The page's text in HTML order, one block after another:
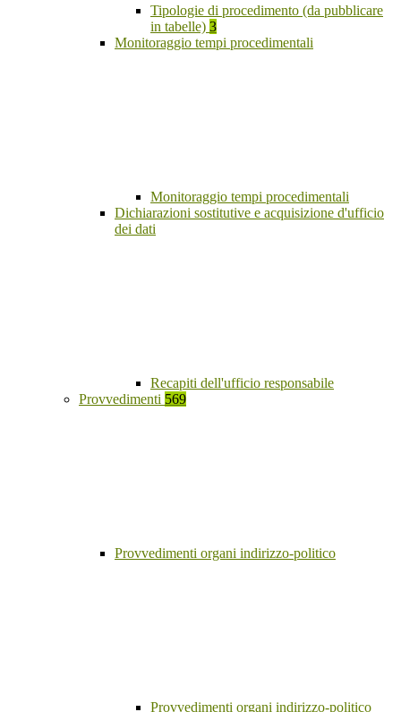
Tipologie di procedimento (da pubblicare
in tabelle) 3
Monitoraggio tempi procedimentali
Monitoraggio tempi procedimentali
Dichiarazioni sostitutive e acquisizione d'ufficio
dei dati
Recapiti dell'ufficio responsabile
Provvedimenti 569
Provvedimenti organi indirizzo-politico
Provvedimenti organi indirizzo-politico